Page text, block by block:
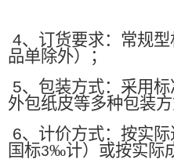
4、订货要求：常规
品单除外）；
5、包装方式：采用标
外包纸皮等多种包装方
6、计价方式：按实
国标3‰计）或按实际